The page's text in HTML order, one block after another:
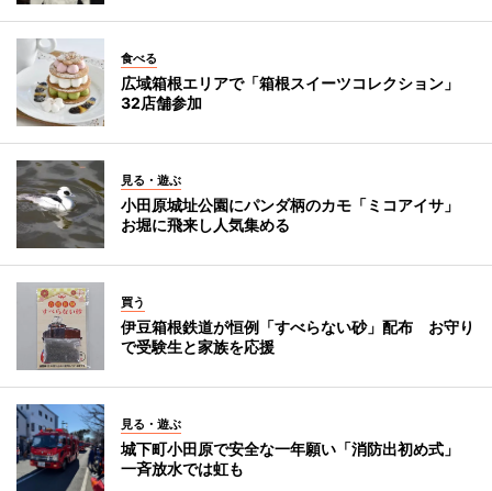
食べる
広域箱根エリアで「箱根スイーツコレクション」
32店舗参加
見る・遊ぶ
小田原城址公園にパンダ柄のカモ「ミコアイサ」
お堀に飛来し人気集める
買う
伊豆箱根鉄道が恒例「すべらない砂」配布 お守り
で受験生と家族を応援
見る・遊ぶ
城下町小田原で安全な一年願い「消防出初め式」
一斉放水では虹も